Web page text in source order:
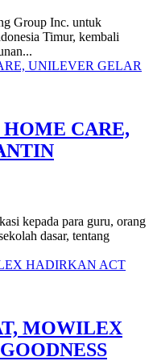
Group Inc. untuk
Timur, kembali
CARE,
kepada para guru, orang
dasar, tentang
MOWILEX